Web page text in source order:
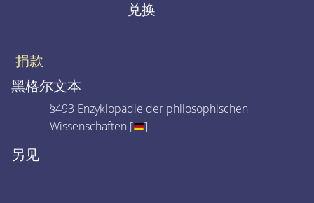
兑换
捐款
黑格尔文本
§493 Enzyklopädie der philosophischen
Wissenschaften [
]
另见